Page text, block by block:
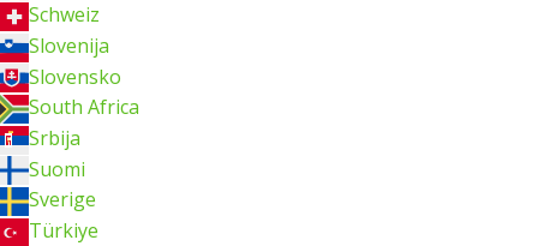
Schweiz
Slovenija
Slovensko
South Africa
Srbija
Suomi
Sverige
Türkiye